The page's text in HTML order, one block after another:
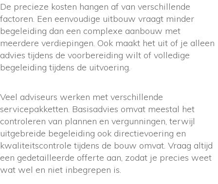
De precieze kosten hangen af van verschillende
factoren. Een eenvoudige uitbouw vraagt minder
begeleiding dan een complexe aanbouw met
meerdere verdiepingen. Ook maakt het uit of je alleen
advies tijdens de voorbereiding wilt of volledige
begeleiding tijdens de uitvoering.
Veel adviseurs werken met verschillende
servicepakketten. Basisadvies omvat meestal het
controleren van plannen en vergunningen, terwijl
uitgebreide begeleiding ook directievoering en
kwaliteitscontrole tijdens de bouw omvat. Vraag altijd
een gedetailleerde offerte aan, zodat je precies weet
wat wel en niet inbegrepen is.